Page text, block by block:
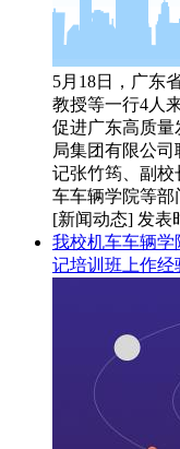
5月18日，广东
教授等一行4人
促进广东高质量
局集团有限公
记张竹筠、副
车车辆学院等部
[新闻动态] 发表
我校机车车辆学
记培训班上作经